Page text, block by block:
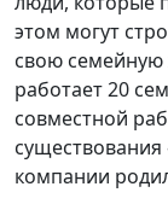
этом могут
свою
работает 20
совместной
существования
компании